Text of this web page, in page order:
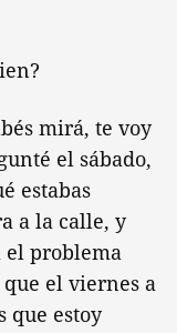
mirá, te voy
el sábado,
estabas
a la calle, y
el problema
que el viernes a
que estoy